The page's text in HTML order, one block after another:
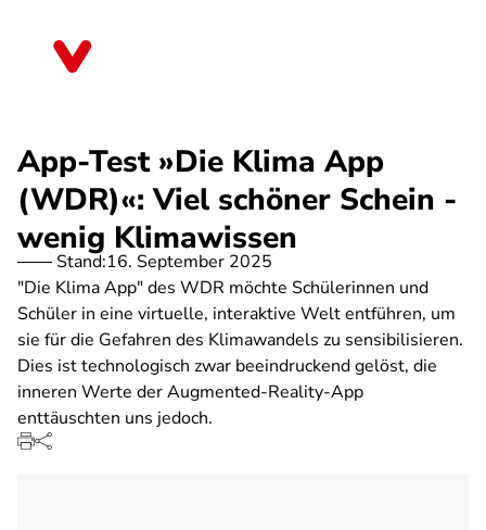
App-Test »Die Klima App
(WDR)«: Viel schöner Schein -
wenig Klimawissen
Stand:16. September 2025
"Die Klima App" des WDR möchte Schülerinnen und
Schüler in eine virtuelle, interaktive Welt entführen, um
sie für die Gefahren des Klimawandels zu sensibilisieren.
Dies ist technologisch zwar beeindruckend gelöst, die
inneren Werte der Augmented-Reality-App
enttäuschten uns jedoch.